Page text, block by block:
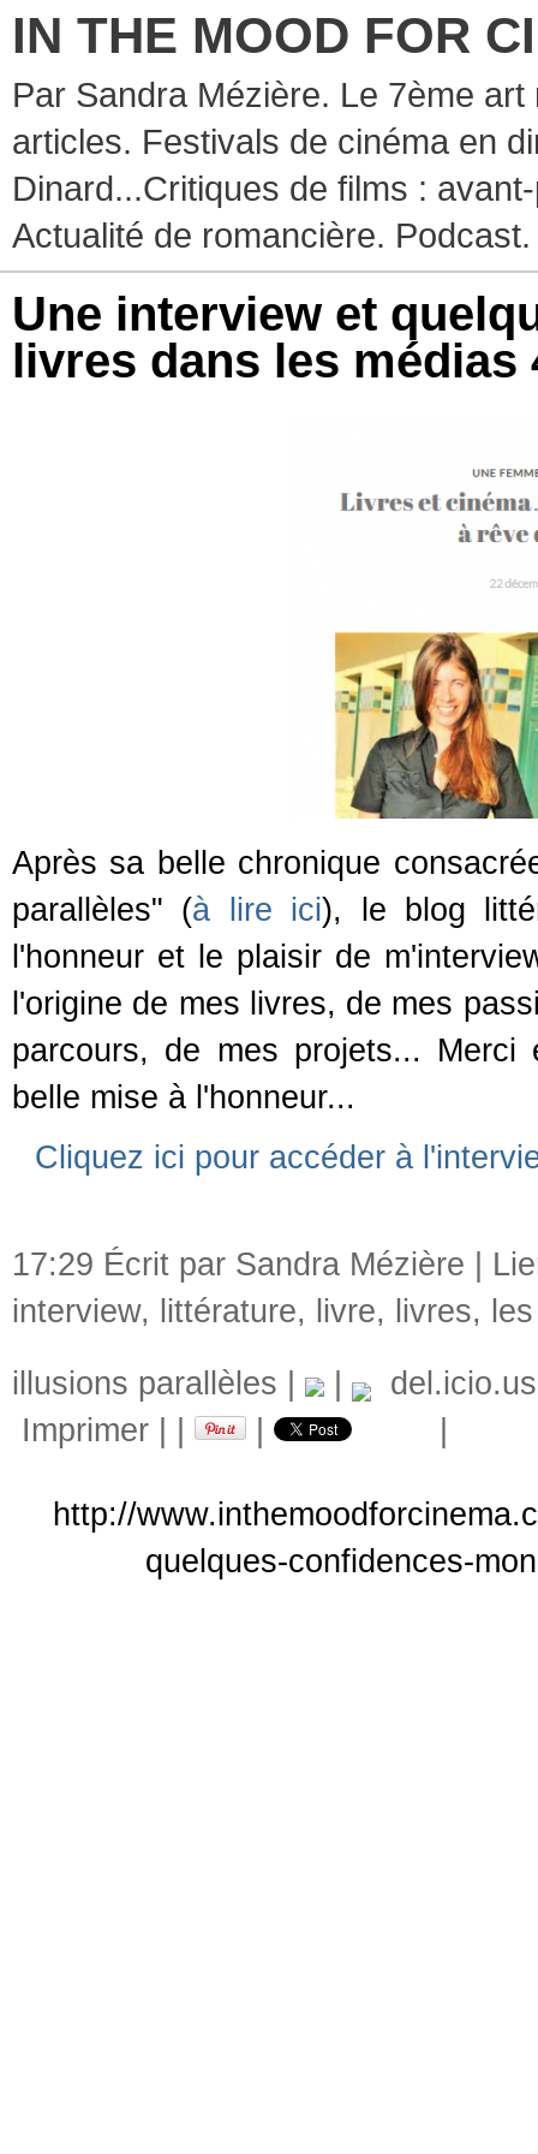
IN THE MOOD FOR
Par Sandra Mézière. Le 7ème
articles. Festivals de cinéma en
Dinard...Critiques de films :
Actualité de romancière. Podcast.
Une interview et
livres dans les médias
Après sa belle chronique
parallèles" (à lire ici), le blog
l'honneur et le plaisir de
l'origine de mes livres, de mes
parcours, de mes projets...
belle mise à l'honneur...
Cliquez ici pour accéder à
17:29 Écrit par Sandra Mézière |
interview, littérature, livre, livres,
illusions parallèles
del.icio.us
Imprimer
http://
quelques-confidences-